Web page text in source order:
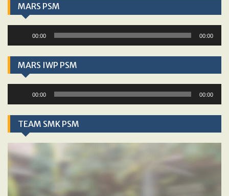
MARS PSM
00:00 00:00
MARS IWP PSM
00:00 00:00
TEAM SMK PSM
Player